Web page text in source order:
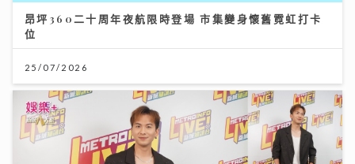
昂坪360二十周年夜航限時登場 市集變身懷舊霓虹打卡
位
25/07/2026